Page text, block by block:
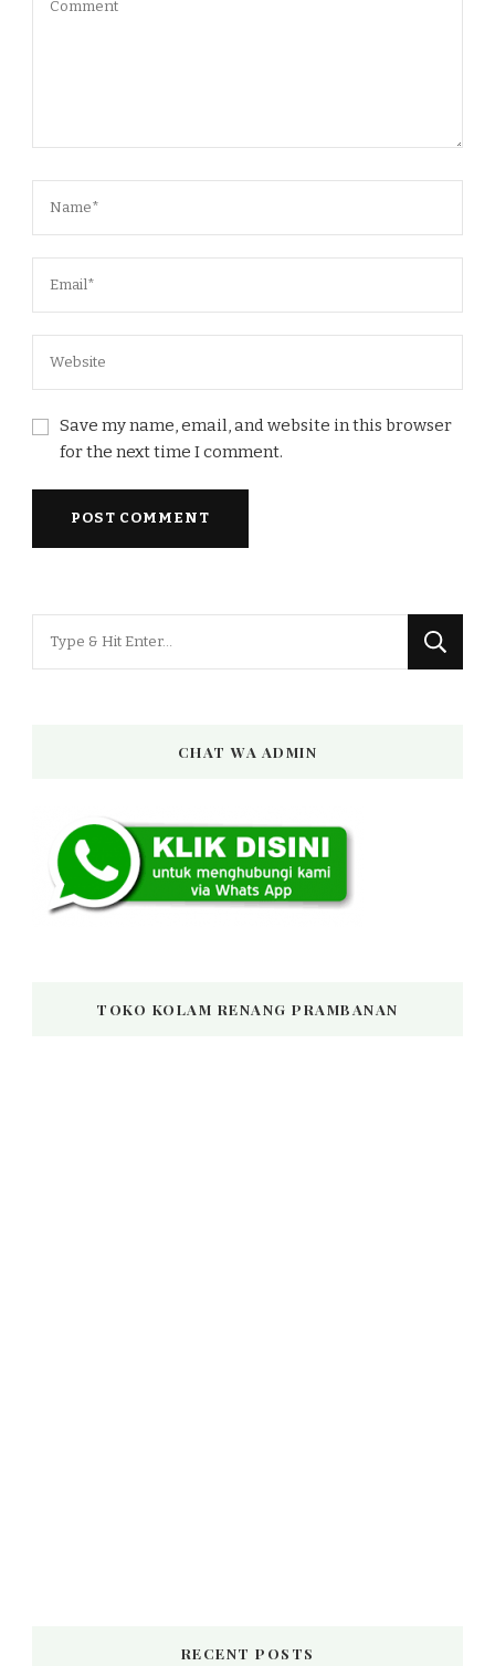
Save my name, email, and website in this browser
for the next time I comment.
CHAT WA ADMIN
TOKO KOLAM RENANG PRAMBANAN
RECENT POSTS